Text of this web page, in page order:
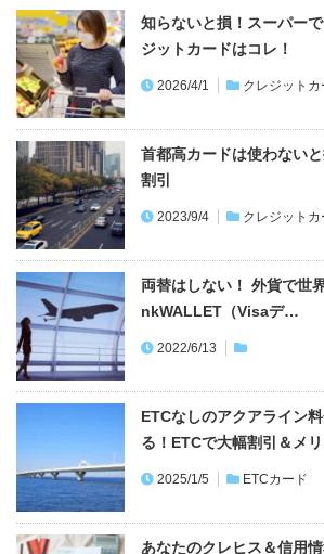
首都高カードは使わない
2023/9/4
両替はしない！ 外貨で世
ETCなしのアクアライン
あなたのクレヒス＆信用情